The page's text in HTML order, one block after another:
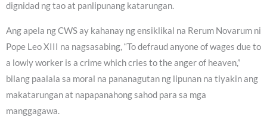
dignidad ng tao at panlipunang katarungan.
Ang apela ng CWS ay kahanay ng ensiklikal na Rerum Novarum ni
Pope Leo XIII na nagsasabing, “To defraud anyone of wages due to
a lowly worker is a crime which cries to the anger of heaven,”
bilang paalala sa moral na pananagutan ng lipunan na tiyakin ang
makatarungan at napapanahong sahod para sa mga
manggagawa.